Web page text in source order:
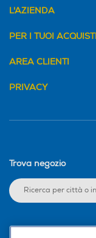
L'AZIENDA
PER I TUOI ACQUISTI
AREA CLIENTI
PRIVACY
Trova negozio